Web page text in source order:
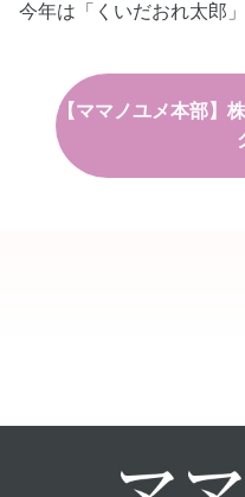
今年は「くいだおれ太郎
【ママノユメ本部】